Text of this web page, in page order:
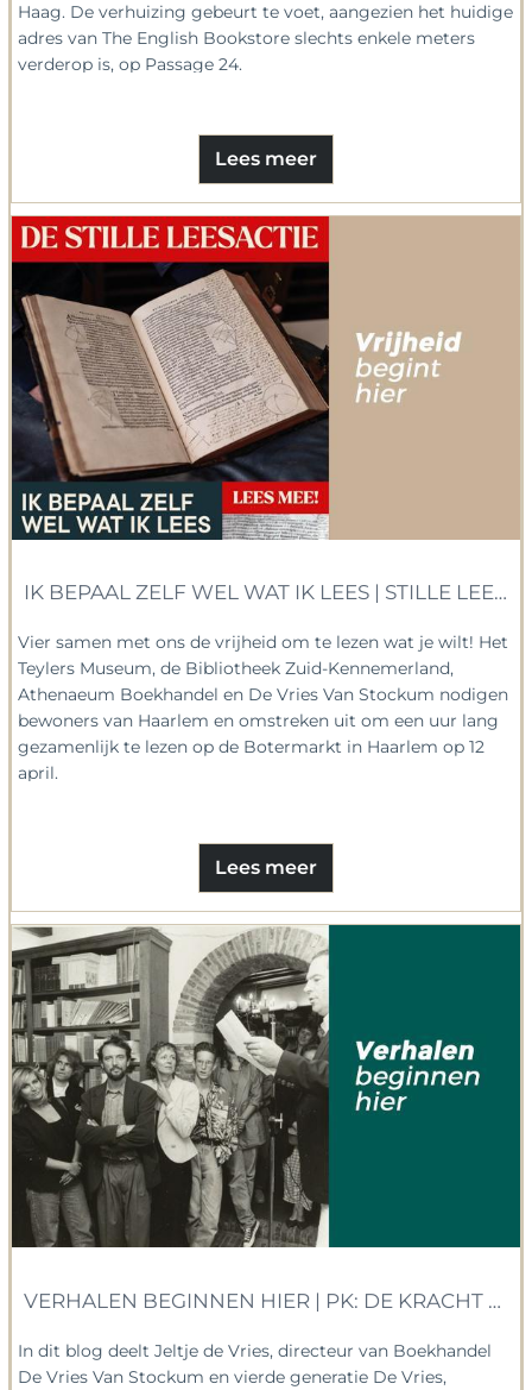
Haag. De verhuizing gebeurt te voet, aangezien het huidige
adres van The English Bookstore slechts enkele meters
verderop is, op Passage 24.
Lees meer
IK BEPAAL ZELF WEL WAT IK LEES | STILLE
Vier samen met ons de vrijheid om te lezen wat je wilt! Het
Teylers Museum, de Bibliotheek Zuid-Kennemerland,
Athenaeum Boekhandel en De Vries Van Stockum nodigen
bewoners van Haarlem en omstreken uit om een uur lang
gezamenlijk te lezen op de Botermarkt in Haarlem op 12
april.
Lees meer
VERHALEN BEGINNEN HIER | PK: DE KRACHT
In dit blog deelt Jeltje de Vries, directeur van Boekhandel
De Vries Van Stockum en vierde generatie De Vries,